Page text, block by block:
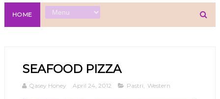
HOME
SEAFOOD PIZZA
Qasey Honey April 24, 2012 Pastri Western